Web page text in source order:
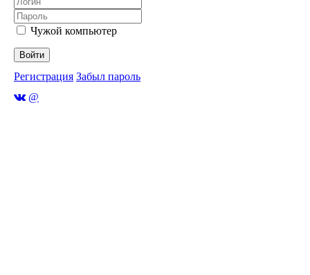
Чужой компьютер
Войти
Регистрация Забыл пароль
@